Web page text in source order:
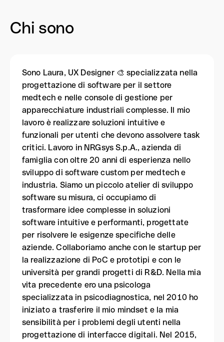
Chi sono
Sono Laura, UX Designer 🎨 specializzata nella
progettazione di software per il settore
medtech e nelle console di gestione per
apparecchiature industriali complesse. Il mio
lavoro è realizzare soluzioni intuitive e
funzionali per utenti che devono assolvere task
critici. Lavoro in NRGsys S.p.A., azienda di
famiglia con oltre 20 anni di esperienza nello
sviluppo di software custom per medtech e
industria. Siamo un piccolo atelier di sviluppo
software su misura, ci occupiamo di
trasformare idee complesse in soluzioni
software intuitive e performanti, progettate
per risolvere le esigenze specifiche delle
aziende. Collaboriamo anche con le startup per
la realizzazione di PoC e prototipi e con le
università per grandi progetti di R&D. Nella mia
vita precedente ero una psicologa
specializzata in psicodiagnostica, nel 2010 ho
iniziato a trasferire il mio mindset e la mia
sensibilità per i problemi degli utenti nella
progettazione di interfacce digitali. Nel 2015,